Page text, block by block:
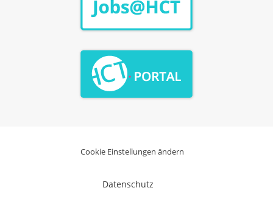
Cookie Einstellungen ändern
Datenschutz